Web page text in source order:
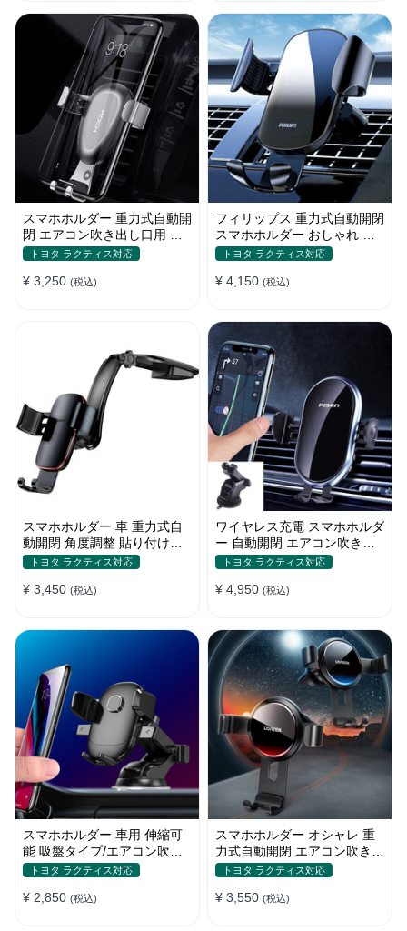
スマホホルダー 重力式自動開
閉 エアコン吹き出し口用 全
機種 360°回転 片手操作
トヨタ ラクティス対応
¥ 3,250 (税込)
フィリップス 重力式自動開閉
スマホホルダー おしゃれ エ
アコン吹き出し口 全機種 車
トヨタ ラクティス対応
¥ 4,150 (税込)
スマホホルダー 車 重力式自
動開閉 角度調整 貼り付けタ
イプ 片手操作 多機種対応
トヨタ ラクティス対応
¥ 3,450 (税込)
ワイヤレス充電 スマホホルダ
ー 自動開閉 エアコン吹き出
し口式 全機種 車
トヨタ ラクティス対応
¥ 4,950 (税込)
スマホホルダー 車用 伸縮可
能 吸盤タイプ/エアコン吹き
出し口 角度調整 片手操作 全
トヨタ ラクティス対応
¥ 2,850 (税込)
スマホホルダー オシャレ 重
力式自動開閉 エアコン吹き出
し口用 片手操作 全機種 車
トヨタ ラクティス対応
¥ 3,550 (税込)